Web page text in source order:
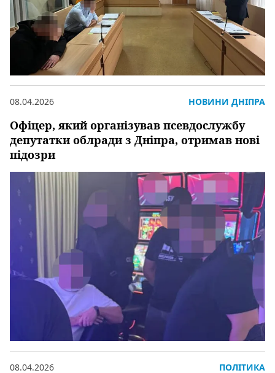
Офіцер, який організував псевдослужбу
депутатки облради з Дніпра, отримав нові
підозри
08.04.2026 НОВИНИ ДНІПРА
08.04.2026 ПОЛІТИКА